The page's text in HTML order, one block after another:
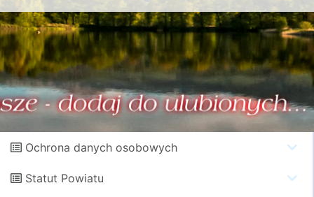
Ochrona danych osobowych
Statut Powiatu